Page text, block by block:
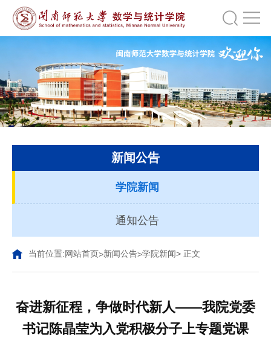
新闻公告
学院新闻
通知公告
当前位置:网站首页>新闻公告>学院新闻> 正文
奋进新征程，争做时代新人——我院党委
书记陈晶莹为入党积极分子上专题党课